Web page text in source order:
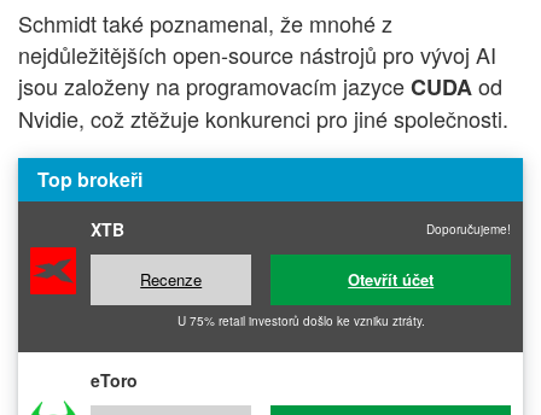
Schmidt také poznamenal, že mnohé z
nejdůležitějších open-source nástrojů pro vývoj AI
jsou založeny na programovacím jazyceCUDAod
Nvidie, což ztěžuje konkurenci pro jiné společnosti.
Top brokeři
XTB Doporučujeme!
Recenze Otevřít účet
U 75% retail investorů došlo ke vzniku ztráty.
eToro